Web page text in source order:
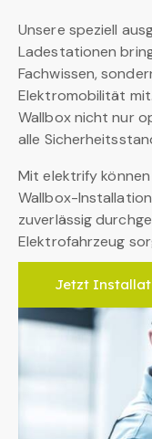
Unsere speziell
Ladestationen
Fachwissen,
Elektromobilität
Wallbox nicht nur
alle
Mit elektrify
Wallbox-
zuverlässig
Elektrofahrzeug
Jetzt